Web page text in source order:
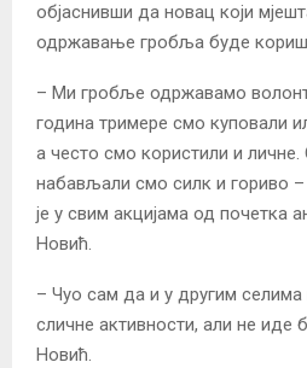
објаснивши да новац који
одржавање гробља буде
– Ми гробље одржавамо
година тримере смо куповали
а често смо користили и личне.
набављали смо силк и гориво –
је у свим акцијама од почетка
Новић.
– Чуо сам да и у другим селима
сличне активности, али не иде
Новић.